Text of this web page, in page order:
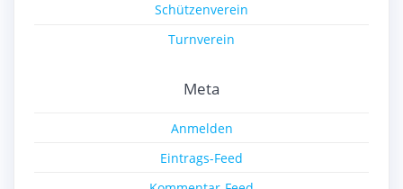
Schützenverein
Turnverein
Meta
Anmelden
Eintrags-Feed